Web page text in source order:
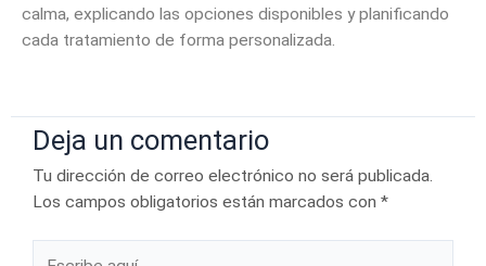
calma, explicando las opciones disponibles y planificando
cada tratamiento de forma personalizada.
Deja un comentario
Tu dirección de correo electrónico no será publicada.
Los campos obligatorios están marcados con *